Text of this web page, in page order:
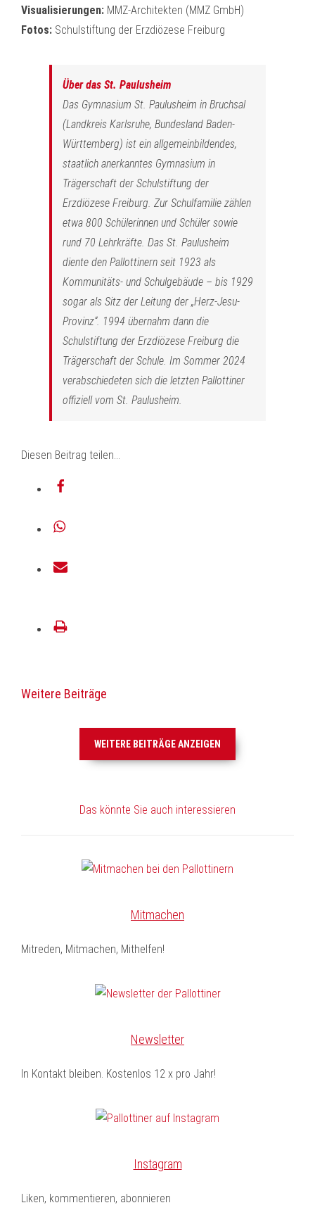
Visualisierungen: MMZ-Architekten (MMZ GmbH)
Fotos: Schulstiftung der Erzdiözese Freiburg
Über das St. Paulusheim
Das Gymnasium St. Paulusheim in Bruchsal
(Landkreis Karlsruhe, Bundesland Baden-
Württemberg) ist ein allgemeinbildendes,
staatlich anerkanntes Gymnasium in
Trägerschaft der Schulstiftung der
Erzdiözese Freiburg. Zur Schulfamilie zählen
etwa 800 Schülerinnen und Schüler sowie
rund 70 Lehrkräfte. Das St. Paulusheim
diente den Pallottinern seit 1923 als
Kommunitäts- und Schulgebäude – bis 1929
sogar als Sitz der Leitung der „Herz-Jesu-
Provinz“. 1994 übernahm dann die
Schulstiftung der Erzdiözese Freiburg die
Trägerschaft der Schule. Im Sommer 2024
verabschiedeten sich die letzten Pallottiner
offiziell vom St. Paulusheim.
Diesen Beitrag teilen...
Weitere Beiträge
WEITERE BEITRÄGE ANZEIGEN
Das könnte Sie auch interessieren
Mitmachen
Mitreden, Mitmachen, Mithelfen!
Newsletter
In Kontakt bleiben. Kostenlos 12 x pro Jahr!
Instagram
Liken, kommentieren, abonnieren